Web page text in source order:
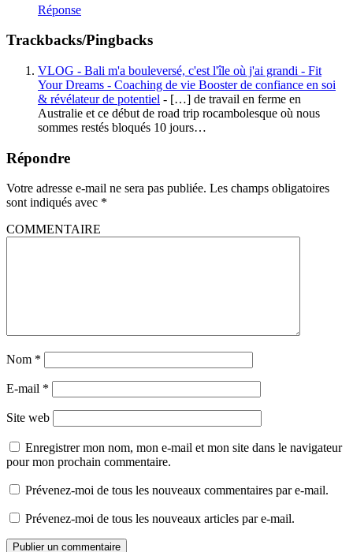
Réponse
Trackbacks/Pingbacks
VLOG - Bali m'a bouleversé, c'est l'île où j'ai grandi - Fit
Your Dreams - Coaching de vie Booster de confiance en soi
& révélateur de potentiel - […] de travail en ferme en
Australie et ce début de road trip rocambolesque où nous
sommes restés bloqués 10 jours…
Répondre
Votre adresse e-mail ne sera pas publiée. Les champs obligatoires
sont indiqués avec *
COMMENTAIRE
Nom *
E-mail *
Site web
Enregistrer mon nom, mon e-mail et mon site dans le navigateur
pour mon prochain commentaire.
Prévenez-moi de tous les nouveaux commentaires par e-mail.
Prévenez-moi de tous les nouveaux articles par e-mail.